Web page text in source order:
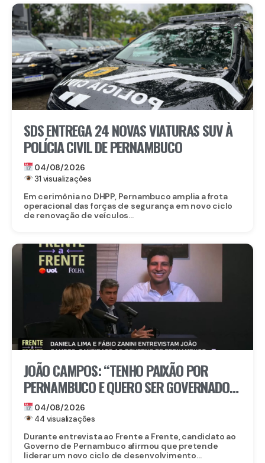
SDS ENTREGA 24 NOVAS VIATURAS SUV À
POLÍCIA CIVIL DE PERNAMBUCO
04/08/2026
31 visualizações
Em cerimônia no DHPP, Pernambuco amplia a frota
operacional das forças de segurança em novo ciclo
de renovação de veículos...
JOÃO CAMPOS: “TENHO PAIXÃO POR
PERNAMBUCO E QUERO SER GOVERNADOR
PARA CUIDAR DE VERDADE PELO POVO”
04/08/2026
44 visualizações
Durante entrevista ao Frente a Frente, candidato ao
Governo de Pernambuco afirmou que pretende
liderar um novo ciclo de desenvolvimento...